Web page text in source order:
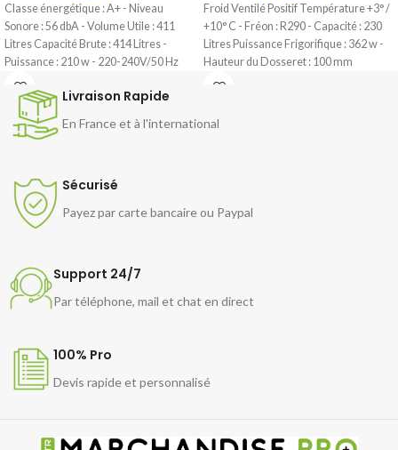
Classe énergétique : A+ - Niveau
Sonore : 56 dbA - Volume Utile : 411
Litres Capacité Brute : 414 Litres -
Puissance : 210 w - 220-240V/50 Hz
Dotation : 1 panier Dim Ext : L 1510 x P
690 x H 860 mm - Poids : 78 Kg
Froid Ventilé Positif Température +3° /
+10° C - Fréon : R290 - Capacité : 230
Litres Puissance Frigorifique : 362 w -
Hauteur du Dosseret : 100 mm
Dotation : 2 Grilles par Porte - Portes
Livraison Rapide
En France et à l'international
Sécurisé
Payez par carte bancaire ou Paypal
Support 24/7
Par téléphone, mail et chat en direct
100% Pro
Devis rapide et personnalisé